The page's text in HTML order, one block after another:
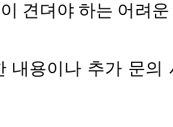
견뎌야 하는 어려
내용이나 추가 문의